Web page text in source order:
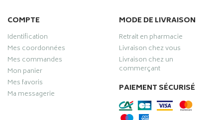
COMPTE
Identification
Mes coordonnées
Mes commandes
Mon panier
Mes favoris
Ma messagerie
MODE DE LIVRAISON
Retrait en pharmacie
Livraison chez vous
Livraison chez un
commerçant
PAIEMENT SÉCURISÉ